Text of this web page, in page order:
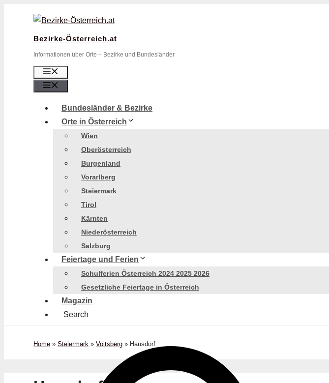
Bezirke-Österreich.at
Informationen über Orte – Bezirke und Bundesländer
Bundesländer & Bezirke
Orte in Österreich
Wien
Oberösterreich
Burgenland
Vorarlberg
Steiermark
Tirol
Kärnten
Niederösterreich
Salzburg
Feiertage und Ferien
Schulferien Österreich 2024 2025 2026
Gesetzliche Feiertage in Österreich
Magazin
Search
Home » Steiermark » Voitsberg » Hausdorf